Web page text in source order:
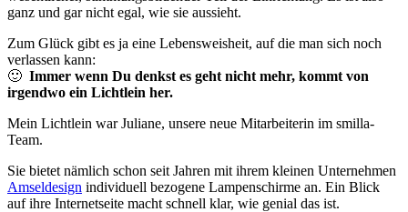
ganz und gar nicht egal, wie sie aussieht.
Zum Glück gibt es ja eine Lebensweisheit, auf die man sich noch
verlassen kann:
🙂 Immer wenn Du denkst es geht nicht mehr, kommt von
irgendwo ein Lichtlein her.
Mein Lichtlein war Juliane, unsere neue Mitarbeiterin im smilla-
Team.
Sie bietet nämlich schon seit Jahren mit ihrem kleinen Unternehmen
Amseldesign individuell bezogene Lampenschirme an. Ein Blick
auf ihre Internetseite macht schnell klar, wie genial das ist.